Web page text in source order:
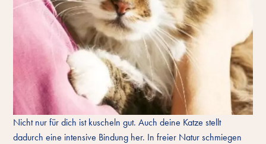
Nicht nur für dich ist kuscheln gut. Auch deine Katze stellt
dadurch eine intensive Bindung her. In freier Natur schmiegen